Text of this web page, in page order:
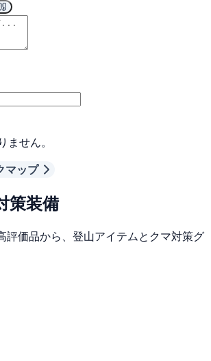
ません。
マップ
策装備
評価品から、登山アイテムとクマ対策グ